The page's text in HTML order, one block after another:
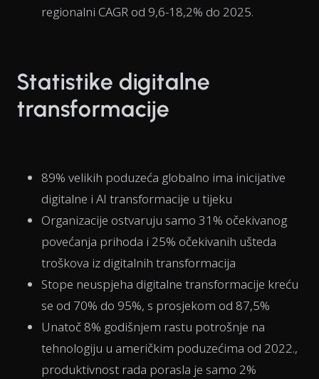
regionalni CAGR od 9,6-18,2% do 2025.
Statistike digitalne
transformacije
89% velikih poduzeća globalno ima inicijative
digitalne i AI transformacije u tijeku
Organizacije ostvaruju samo 31% očekivanog
povećanja prihoda i 25% očekivanih ušteda
troškova iz digitalnih transformacija
Stope neuspjeha digitalne transformacije kreću
se od 70% do 95%, s prosjekom od 87,5%
Unatoč 8% godišnjem rastu potrošnje na
tehnologiju u američkim poduzećima od 2022.,
produktivnost rada porasla je samo 2%